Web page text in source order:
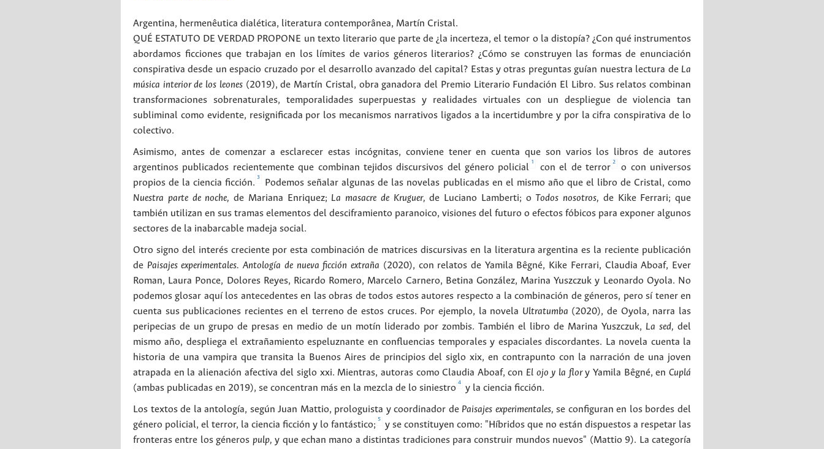
Argentina, hermenêutica dialética, literatura contemporânea, Martín Cristal.
QUÉ ESTATUTO DE VERDAD PROPONE un texto literario que parte de ¿la incerteza, el temor o la distopía? ¿Con qué instrumentos
abordamos ficciones que trabajan en los límites de varios géneros literarios? ¿Cómo se construyen las formas de enunciación
conspirativa desde un espacio cruzado por el desarrollo avanzado del capital? Estas y otras preguntas guían nuestra lectura de La
música interior de los leones(2019), de Martín Cristal, obra ganadora del Premio Literario Fundación El Libro. Sus relatos combinan
transformaciones sobrenaturales, temporalidades superpuestas y realidades virtuales con un despliegue de violencia tan
subliminal como evidente, resignificada por los mecanismos narrativos ligados a la incertidumbre y por la cifra conspirativa de lo
colectivo.
Asimismo, antes de comenzar a esclarecer estas incógnitas, conviene tener en cuenta que son varios los libros de autores
argentinos publicados recientemente que combinan tejidos discursivos del género policial
1
con el de terror
2
o con universos
propios de la ciencia ficción.
3
Podemos señalar algunas de las novelas publicadas en el mismo año que el libro de Cristal, como
Nuestra parte de noche, de Mariana Enriquez; La masacre de Kruguer, de Luciano Lamberti; oTodos nosotros, de Kike Ferrari; que
también utilizan en sus tramas elementos del desciframiento paranoico, visiones del futuro o efectos fóbicos para exponer algunos
sectores de la inabarcable madeja social.
Otro signo del interés creciente por esta combinación de matrices discursivas en la literatura argentina es la reciente publicación
de Paisajes experimentales. Antología de nueva ficción extraña (2020), con relatos de Yamila Bêgné, Kike Ferrari, Claudia Aboaf, Ever
Roman, Laura Ponce, Dolores Reyes, Ricardo Romero, Marcelo Carnero, Betina González, Marina Yuszczuk y Leonardo Oyola. No
podemos glosar aquí los antecedentes en las obras de todos estos autores respecto a la combinación de géneros, pero sí tener en
cuenta sus publicaciones recientes en el terreno de estos cruces. Por ejemplo, la novela Ultratumba (2020), de Oyola, narra las
peripecias de un grupo de presas en medio de un motín liderado por zombis. También el libro de Marina Yuszczuk, La sed, del
mismo año, despliega el extrañamiento espeluznante en confluencias temporales y espaciales discordantes. La novela cuenta la
historia de una vampira que transita la Buenos Aires de principios del siglo xix, en contrapunto con la narración de una joven
atrapada en la alienación afectiva del siglo xxi. Mientras, autoras como Claudia Aboaf, con El ojo y la flory Yamila Bêgné, enCuplá
(ambas publicadas en 2019), se concentran más en la mezcla de lo siniestro
4
y la ciencia ficción.
Los textos de la antología, según Juan Mattio, prologuista y coordinador de Paisajes experimentales, se configuran en los bordes del
género policial, el terror, la ciencia ficción y lo fantástico;
5
y se constituyen como: "Híbridos que no están dispuestos a respetar las
fronteras entre los géneros pulp, y que echan mano a distintas tradiciones para construir mundos nuevos" (Mattio 9). La categoría